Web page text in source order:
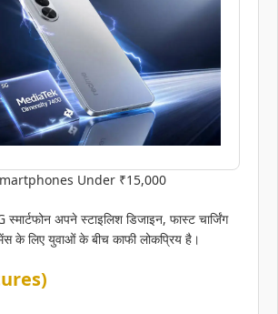
Under ₹15,000
अपने स्टाइलिश डिजाइन, फास्ट चार्जिंग
के लिए युवाओं के बीच काफी लोकप्रिय है।